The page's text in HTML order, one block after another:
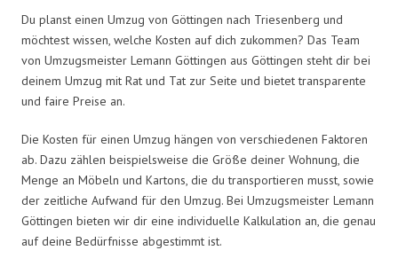
Du planst einen Umzug von Göttingen nach Triesenberg und
möchtest wissen, welche Kosten auf dich zukommen? Das Team
von Umzugsmeister Lemann Göttingen aus Göttingen steht dir bei
deinem Umzug mit Rat und Tat zur Seite und bietet transparente
und faire Preise an.
Die Kosten für einen Umzug hängen von verschiedenen Faktoren
ab. Dazu zählen beispielsweise die Größe deiner Wohnung, die
Menge an Möbeln und Kartons, die du transportieren musst, sowie
der zeitliche Aufwand für den Umzug. Bei Umzugsmeister Lemann
Göttingen bieten wir dir eine individuelle Kalkulation an, die genau
auf deine Bedürfnisse abgestimmt ist.